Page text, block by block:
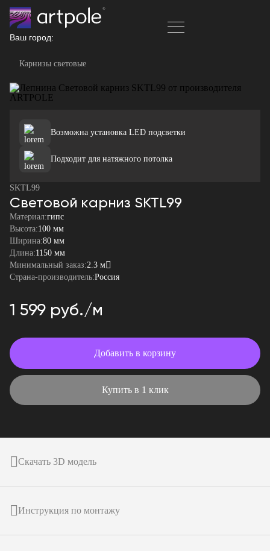
Ваш город:
Карнизы световые
Возможна установка LED подсветки
Подходит для натяжного потолка
SKTL99
Световой карниз SKTL99
Материал:гипс
Высота:100 мм
Ширина:80 мм
Длина:1150 мм
Минимальный заказ:2.3 м
Страна-производитель:Россия
1 599 руб./м
Добавить в корзину
Купить в 1 клик
Скачать 3D модель
Инструкция по монтажу